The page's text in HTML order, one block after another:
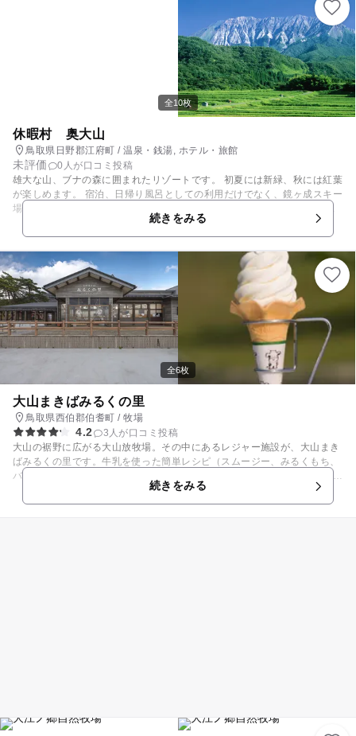
全10枚
休暇村 奥大山
鳥取県日野郡江府町 / 温泉・銭湯, ホテル・旅館
未評価
0人が口コミ投稿
雄大な山、ブナの森に囲まれたリゾートです。 初夏には新緑、秋には紅葉
が楽しめます。 宿泊、日帰り風呂としての利用だけでなく、鏡ヶ成スキー
場やキャンプ場も近いので（移動時間は5分ほど）、アウトドアやスキー
も楽しめます。 また、周辺観光の拠点としても便利です。 本館の目の前
には芝生広場が広がり、そこではボール遊びやバドミントンなどで汗を流
せます。何も持っていなくても大丈夫、レンタルコーナーでバトミントン
やボール、フリスビーがレンタルできます。(グランドゴルフセットもレ
ンタル可能） 地下250mからくみ上げた天然水を沸かしたお風呂は軟水の
お湯でお肌に優しく、大浴場には、アニメキャラクターのお風呂イスと洗
面器が置かれているので小さい子も楽しく入浴できます。 また、10畳の
和室がメインの客室では、子ども用の補助便座やおねしょシーツ、踏み台
やキッズサイズの浴衣（100㎝、120㎝、150㎝）や歯ブラシも用意され
ています。 館内専用のベビーカーも借りられます。（台数は少ないです）
本館内には畳のキッズスペースがあり、絵本やオモチャが置いてあるので
小さな子どももニコニコ♪ レストランでは「小学生ディナー」「キッズデ
ィナー」といったメニューも。 ふれあいプログラム（有料）では、蛍の鑑
賞会などの季節に合わせた企画が盛りだくさん。 クラフト体験などもある
ので、親子でぜひ参加してみてください。
続きをみる
全6枚
大山まきばみるくの里
鳥取県西伯郡伯耆町 / 牧場
4.2
3人が口コミ投稿
大山の裾野に広がる大山放牧場。その中にあるレジャー施設が、大山まき
ばみるくの里です。牛乳を使った簡単レシピ（スムージー、みるくもち、
バター作りなど）を体験できます。 また、自家製品の乳製品をふんだんに
用いた料理を味わえるレストランでの食事などを楽しむことができます。
大山を間近に眺めながら、芝生でゆっくりくつろぐのもいいですね。 ※
続きをみる